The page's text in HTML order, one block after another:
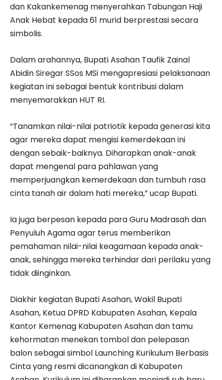
dan Kakankemenag menyerahkan Tabungan Haji
Anak Hebat kepada 61 murid berprestasi secara
simbolis.
Dalam arahannya, Bupati Asahan Taufik Zainal
Abidin Siregar SSos MSi mengapresiasi pelaksanaan
kegiatan ini sebagai bentuk kontribusi dalam
menyemarakkan HUT RI.
“Tanamkan nilai-nilai patriotik kepada generasi kita
agar mereka dapat mengisi kemerdekaan ini
dengan sebaik-baiknya. Diharapkan anak-anak
dapat mengenal para pahlawan yang
memperjuangkan kemerdekaan dan tumbuh rasa
cinta tanah air dalam hati mereka,” ucap Bupati.
Ia juga berpesan kepada para Guru Madrasah dan
Penyuluh Agama agar terus memberikan
pemahaman nilai-nilai keagamaan kepada anak-
anak, sehingga mereka terhindar dari perilaku yang
tidak diinginkan.
Diakhir kegiatan Bupati Asahan, Wakil Bupati
Asahan, Ketua DPRD Kabupaten Asahan, Kepala
Kantor Kemenag Kabupaten Asahan dan tamu
kehormatan menekan tombol dan pelepasan
balon sebagai simbol Launching Kurikulum Berbasis
Cinta yang resmi dicanangkan di Kabupaten